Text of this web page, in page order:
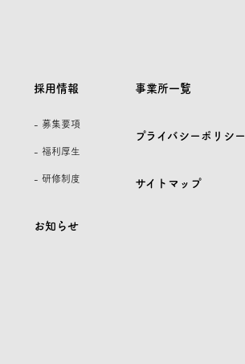
採用情報
- 募集要項
- 福利厚生
- 研修制度
お知らせ
事業所一覧
プライバシーポリシー
サイトマップ